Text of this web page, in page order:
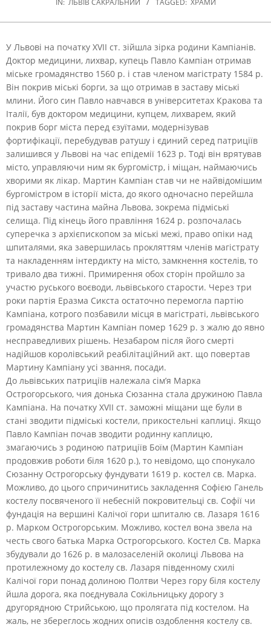
IN: ЛЬВІВ САКРАЛЬНИЙ TAGGED: ХРАМИ
У Львові на початку XVII ст. зійшла зірка родини Кампіанів.
Доктор медицини, лихвар, купець Павло Кампіан отримав
міське громадянство 1560 р. і став членом магістрату 1584 р.
Він покрив міські борги, за що отримав в заставу міські
млини. Його син Павло навчався в університетах Кракова та
Італії, був доктором медицини, купцем, лихварем, який
покрив борг міста перед єзуїтами, модернізував
фортифікації, перебудував ратушу і єдиний серед патриціїв
залишився у Львові на час епідемії 1623 р. Тоді він врятував
місто, управляючи ним як бургомістр, і міщан, наймаючись
хворими як лікар. Мартин Кампіан став чи не найвідомішим
бургомістром в історії міста, до якого одночасно перейшла
під заставу частина майна Львова, зокрема підміські
селища. Під кінець його правління 1624 р. розпочалась
суперечка з архієпископом за міські межі, право опіки над
шпиталями, яка завершилась прокляттям членів магістрату
та накладенням інтердикту на місто, замкнення костелів, то
тривало два тижні. Примирення обох сторін пройшло за
участю руського воєводи, львівського старости. Через три
роки партія Еразма Сикста остаточно перемогла партію
Кампіана, котрого позбавили місця в магістраті, львівського
громадянства Мартин Кампіан помер 1629 р. з жалю до явно
несправедливих рішень. Незабаром після його смерті
надійшов королівський реабілітаційний акт. що повертав
Мартину Кампіану усі звання, посади.
До львівських патриціїв належала сім’я Марка
Острогорського, чия донька Сюзанна стала дружиною Павла
Кампіана. На початку XVII ст. заможні міщани ще були в
стані зводити підміські костели, прикостельні каплиці. Якщо
Павло Кампіан почав зводити родинну каплицю,
змагаючись з родиною патриціїв Боїм (Мартин Кампіан
продовжив роботи біля 1620 р.), то невідомо, що спонукало
Сюзанну Острогорську фундувати 1619 р. костел св. Марка.
Можливо, до цього спричинитись закладення Софією Ганель
костелу посвяченого її небесній покровительці св. Софії чи
фундація на вершині Калічої гори шпиталю св. Лазаря 1616
р. Марком Острогорським. Можливо, костел вона звела на
честь свого батька Марка Острогорського. Костел Св. Марка
збудували до 1626 р. в малозаселеній околиці Львова на
протилежному до костелу св. Лазаря південному схилі
Калічої гори понад долиною Полтви Через гору біля костелу
йшла дорога, яка поєднувала Сокільницьку дорогу з
другорядною Стрийською, що пролягата під костелом. На
жаль, не збереглось жодних описів оздоблення костелу св.